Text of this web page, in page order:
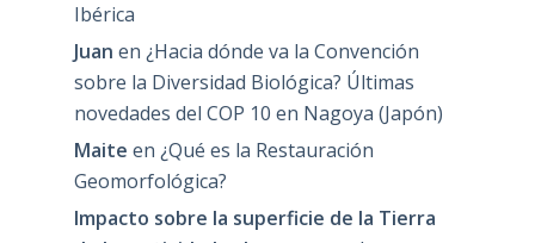
Ibérica
Juan en ¿Hacia dónde va la Convención
sobre la Diversidad Biológica? Últimas
novedades del COP 10 en Nagoya (Japón)
Maite en ¿Qué es la Restauración
Geomorfológica?
Impacto sobre la superficie de la Tierra